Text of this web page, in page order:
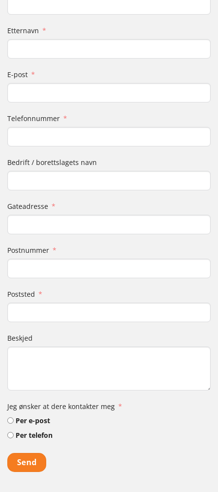
Etternavn
E-post
Telefonnummer
Bedrift / borettslagets navn
Gateadresse
Postnummer
Poststed
Beskjed
Jeg ønsker at dere kontakter meg
Per e-post
Per telefon
Send